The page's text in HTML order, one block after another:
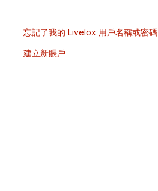
忘記了我的 Livelox 用戶名稱或密碼
建立新賬戶